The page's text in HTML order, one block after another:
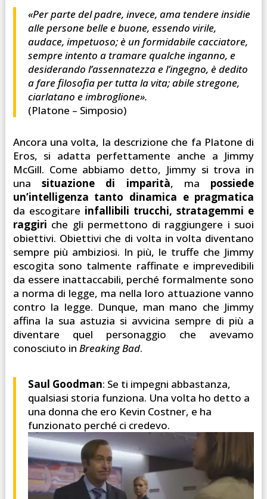
«Per parte del padre, invece, ama tendere insidie
alle persone belle e buone, essendo virile,
audace, impetuoso; è un formidabile cacciatore,
sempre intento a tramare qualche inganno, e
desiderando l’assennatezza e l’ingegno, è dedito
a fare filosofia per tutta la vita; abile stregone,
ciarlatano e imbroglione».
(Platone – Simposio)
Ancora una volta, la descrizione che fa Platone di
Eros, si adatta perfettamente anche a Jimmy
McGill. Come abbiamo detto, Jimmy si trova in
unasituazione di imparità, ma possiede
un’intelligenza tanto dinamica e pragmatica
da escogitare infallibili trucchi, stratagemmi e
raggiri che gli permettono di raggiungere i suoi
obiettivi. Obiettivi che di volta in volta diventano
sempre più ambiziosi. In più, le truffe che Jimmy
escogita sono talmente raffinate e imprevedibili
da essere inattaccabili, perché formalmente sono
a norma di legge, ma nella loro attuazione vanno
contro la legge. Dunque, man mano che Jimmy
affina la sua astuzia si avvicina sempre di più a
diventare quel personaggio che avevamo
conosciuto in Breaking Bad.
Saul Goodman: Se ti impegni abbastanza,
qualsiasi storia funziona. Una volta ho detto a
una donna che ero Kevin Costner, e ha
funzionato perché ci credevo.